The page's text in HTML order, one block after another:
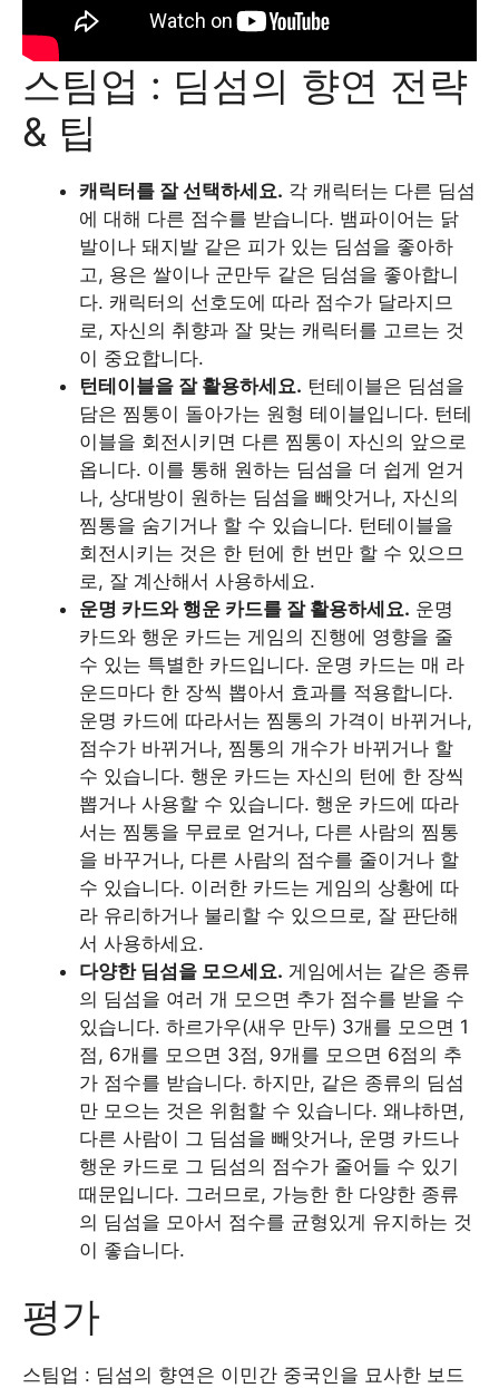
스팀업 : 딤섬의 향연 전략
& 팁
캐릭터를 잘 선택하세요. 각 캐릭터는 다른 딤섬
에 대해 다른 점수를 받습니다. 뱀파이어는 닭
발이나 돼지발 같은 피가 있는 딤섬을 좋아하
고, 용은 쌀이나 군만두 같은 딤섬을 좋아합니
다. 캐릭터의 선호도에 따라 점수가 달라지므
로, 자신의 취향과 잘 맞는 캐릭터를 고르는 것
이 중요합니다.
턴테이블을 잘 활용하세요. 턴테이블은 딤섬을
담은 찜통이 돌아가는 원형 테이블입니다. 턴테
이블을 회전시키면 다른 찜통이 자신의 앞으로
옵니다. 이를 통해 원하는 딤섬을 더 쉽게 얻거
나, 상대방이 원하는 딤섬을 빼앗거나, 자신의
찜통을 숨기거나 할 수 있습니다. 턴테이블을
회전시키는 것은 한 턴에 한 번만 할 수 있으므
로, 잘 계산해서 사용하세요.
운명 카드와 행운 카드를 잘 활용하세요. 운명
카드와 행운 카드는 게임의 진행에 영향을 줄
수 있는 특별한 카드입니다. 운명 카드는 매 라
운드마다 한 장씩 뽑아서 효과를 적용합니다.
운명 카드에 따라서는 찜통의 가격이 바뀌거나,
점수가 바뀌거나, 찜통의 개수가 바뀌거나 할
수 있습니다. 행운 카드는 자신의 턴에 한 장씩
뽑거나 사용할 수 있습니다. 행운 카드에 따라
서는 찜통을 무료로 얻거나, 다른 사람의 찜통
을 바꾸거나, 다른 사람의 점수를 줄이거나 할
수 있습니다. 이러한 카드는 게임의 상황에 따
라 유리하거나 불리할 수 있으므로, 잘 판단해
서 사용하세요.
다양한 딤섬을 모으세요. 게임에서는 같은 종류
의 딤섬을 여러 개 모으면 추가 점수를 받을 수
있습니다. 하르가우(새우 만두) 3개를 모으면 1
점, 6개를 모으면 3점, 9개를 모으면 6점의 추
가 점수를 받습니다. 하지만, 같은 종류의 딤섬
만 모으는 것은 위험할 수 있습니다. 왜냐하면,
다른 사람이 그 딤섬을 빼앗거나, 운명 카드나
행운 카드로 그 딤섬의 점수가 줄어들 수 있기
때문입니다. 그러므로, 가능한 한 다양한 종류
의 딤섬을 모아서 점수를 균형있게 유지하는 것
이 좋습니다.
평가
스팀업 : 딤섬의 향연은 이민간 중국인을 묘사한 보드